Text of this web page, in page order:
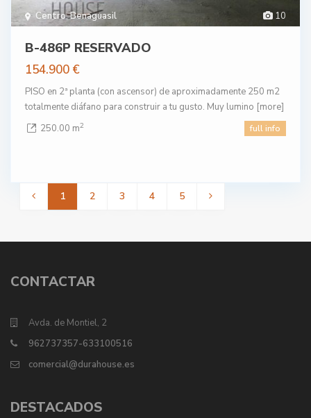
10
Centro,Benaguasil
B-486P RESERVADO
154.900 €
PISO en 2ª planta (con ascensor) de aproximadamente 250 m2
totalmente diáfano para construir a tu gusto. Muy lumino [more]
250.00 m2 full info
1 2 3 4 5
CONTACTAR
Avda. de Montiel, 2
962737357-633100516
comercial@durahouse.es
DESTACADOS